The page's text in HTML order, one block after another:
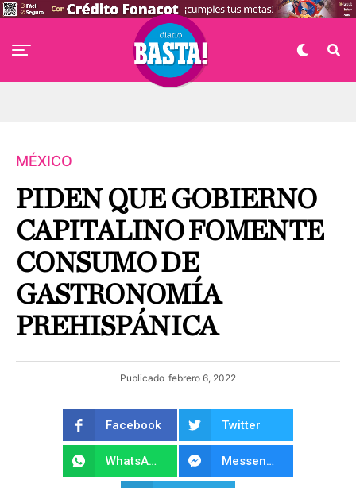
MÉXICO
PIDEN QUE GOBIERNO
CAPITALINO FOMENTE
CONSUMO DE
GASTRONOMÍA
PREHISPÁNICA
Publicado febrero 6, 2022
Facebook Twitter
WhatsApp Messenger